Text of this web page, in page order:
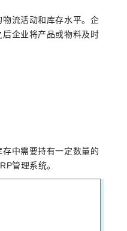
流活动和库存水平。企
企业将产品或物料及时
中需要持有一定数量的
管理系统。